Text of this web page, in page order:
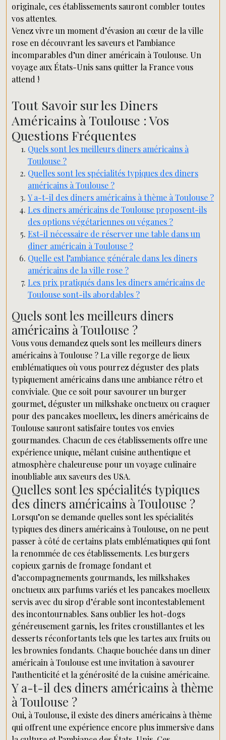
originale, ces établissements sauront combler toutes
vos attentes.
Venez vivre un moment d’évasion au cœur de la ville
rose en découvrant les saveurs et l’ambiance
incomparables d’un diner américain à Toulouse. Un
voyage aux États-Unis sans quitter la France vous
attend !
Tout Savoir sur les Diners
Américains à Toulouse : Vos
Questions Fréquentes
Quels sont les meilleurs diners américains à
Toulouse ?
Quelles sont les spécialités typiques des diners
américains à Toulouse ?
Y a-t-il des diners américains à thème à Toulouse ?
Les diners américains de Toulouse proposent-ils
des options végétariennes ou véganes ?
Est-il nécessaire de réserver une table dans un
diner américain à Toulouse ?
Quelle est l’ambiance générale dans les diners
américains de la ville rose ?
Les prix pratiqués dans les diners américains de
Toulouse sont-ils abordables ?
Quels sont les meilleurs diners
américains à Toulouse ?
Vous vous demandez quels sont les meilleurs diners
américains à Toulouse ? La ville regorge de lieux
emblématiques où vous pourrez déguster des plats
typiquement américains dans une ambiance rétro et
conviviale. Que ce soit pour savourer un burger
gourmet, déguster un milkshake onctueux ou craquer
pour des pancakes moelleux, les diners américains de
Toulouse sauront satisfaire toutes vos envies
gourmandes. Chacun de ces établissements offre une
expérience unique, mêlant cuisine authentique et
atmosphère chaleureuse pour un voyage culinaire
inoubliable aux saveurs des USA.
Quelles sont les spécialités typiques
des diners américains à Toulouse ?
Lorsqu’on se demande quelles sont les spécialités
typiques des diners américains à Toulouse, on ne peut
passer à côté de certains plats emblématiques qui font
la renommée de ces établissements. Les burgers
copieux garnis de fromage fondant et
d’accompagnements gourmands, les milkshakes
onctueux aux parfums variés et les pancakes moelleux
servis avec du sirop d’érable sont incontestablement
des incontournables. Sans oublier les hot-dogs
généreusement garnis, les frites croustillantes et les
desserts réconfortants tels que les tartes aux fruits ou
les brownies fondants. Chaque bouchée dans un diner
américain à Toulouse est une invitation à savourer
l’authenticité et la générosité de la cuisine américaine.
Y a-t-il des diners américains à thème
à Toulouse ?
Oui, à Toulouse, il existe des diners américains à thème
qui offrent une expérience encore plus immersive dans